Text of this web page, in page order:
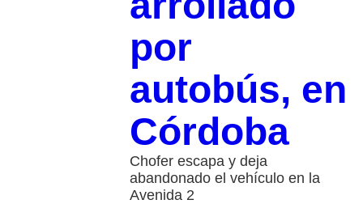
por
autobús, en
Córdoba
Chofer escapa y deja
abandonado el vehículo en la
Avenida 2